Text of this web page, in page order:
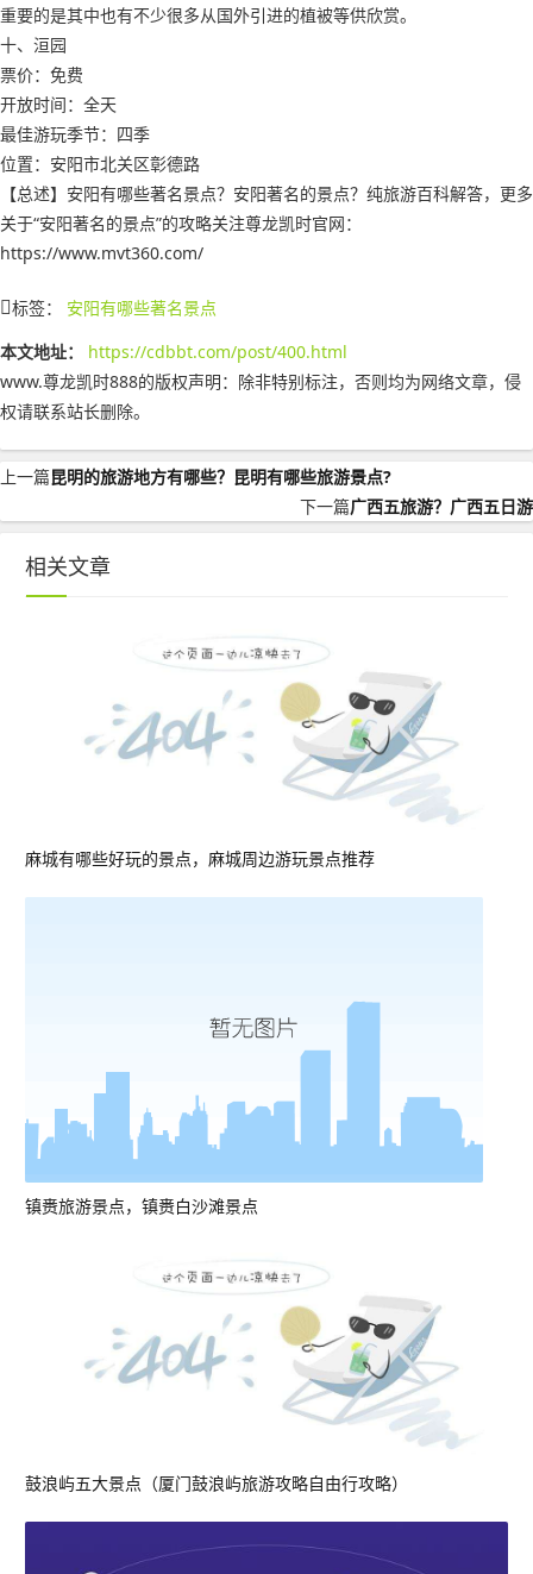
重要的是其中也有不少很多从国外引进的植被等供欣赏。
十、洹园
票价：免费
开放时间：全天
最佳游玩季节：四季
位置：安阳市北关区彰德路
【总述】安阳有哪些著名景点？安阳著名的景点？纯旅游百科解答，更多
关于“安阳著名的景点”的攻略关注尊龙凯时官网：
https://www.mvt360.com/
标签： 安阳有哪些著名景点
本文地址：
https://cdbbt.com/post/400.html
www.尊龙凯时888的版权声明： 除非特别标注，否则均为网络文章，侵
权请联系站长删除。
上一篇昆明的旅游地方有哪些？昆明有哪些旅游景点?
下一篇广西五旅游？广西五日游
相关文章
麻城有哪些好玩的景点，麻城周边游玩景点推荐
镇赉旅游景点，镇赉白沙滩景点
鼓浪屿五大景点（厦门鼓浪屿旅游攻略自由行攻略）